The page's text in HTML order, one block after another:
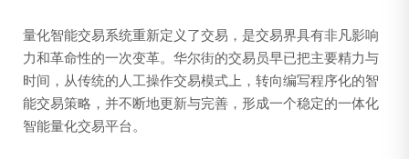
量化智能交易系统重新定义了交易，是交易界具有非凡影响
力和革命性的一次变革。华尔街的交易员早已把主要精力与
时间，从传统的人工操作交易模式上，转向编写程序化的智
能交易策略，并不断地更新与完善，形成一个稳定的一体化
智能量化交易平台。